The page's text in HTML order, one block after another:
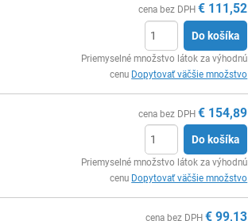
cena bez DPH € 111,52
Do košíka
Priemyselné množstvo látok za výhodnú
cenu Dopytovať väčšie množstvo
cena bez DPH € 154,89
Do košíka
Priemyselné množstvo látok za výhodnú
cenu Dopytovať väčšie množstvo
cena bez DPH € 99,13